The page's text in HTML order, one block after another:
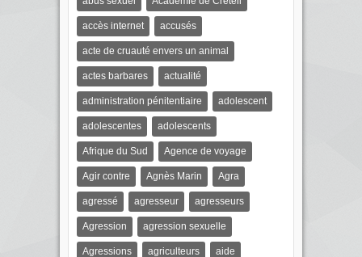
accès internet accusés
acte de cruauté envers un animal
actes barbares actualité
administration pénitentiaire adolescent
adolescentes adolescents
Afrique du Sud Agence de voyage
Agir contre Agnès Marin Agra
agressé agresseur agresseurs
Agression agression sexuelle
Agressions agriculteurs aide